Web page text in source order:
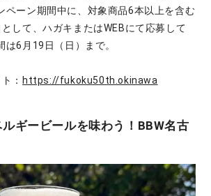
ペーン期間中に、対象商品6本以上を含む
して、ハガキまたはWEBにて応募して
は6月19日（日）まで。
： https://fukoku50th.okinawa
ギービールを味わう！BBW名古